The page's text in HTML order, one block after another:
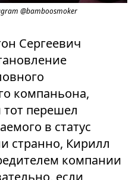
@bamboosmoker
Сергеевич
компаньона,
перешел
в статус
странно, Кирилл
компании